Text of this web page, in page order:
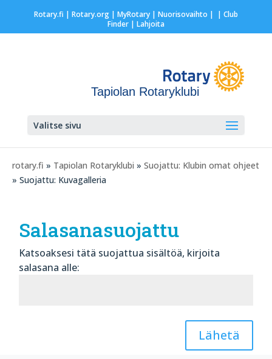
Rotary.fi | Rotary.org| MyRotary | Nuorisovaihto | | Club
Finder| Lahjoita
Tapiolan Rotaryklubi
Valitse sivu
rotary.fi » Tapiolan Rotaryklubi » Suojattu: Klubin omat ohjeet
» Suojattu: Kuvagalleria
Salasanasuojattu
Katsoaksesi tätä suojattua sisältöä, kirjoita
salasana alle:
Lähetä